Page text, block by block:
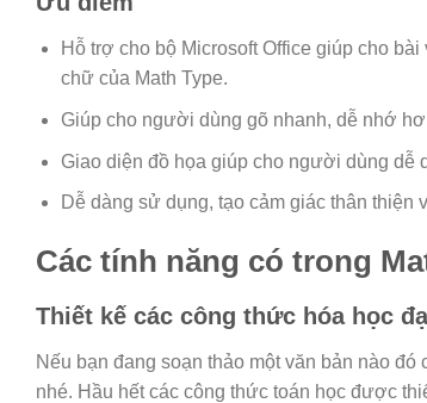
Hỗ trợ cho bộ Microsoft Office giúp cho
chữ của Math Type.
Giúp cho người dùng gõ nhanh, dễ nhớ
Giao diện đồ họa giúp cho người dùng dễ
Dễ dàng sử dụng, tạo cảm giác thân thiện
Các tính năng có trong
Thiết kế các công thức hóa học
Nếu bạn đang soạn thảo một văn bản nào
nhé. Hầu hết các công thức toán học được